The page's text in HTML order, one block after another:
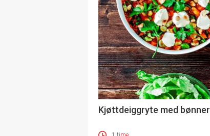
Kjøttdeiggryte med bønner